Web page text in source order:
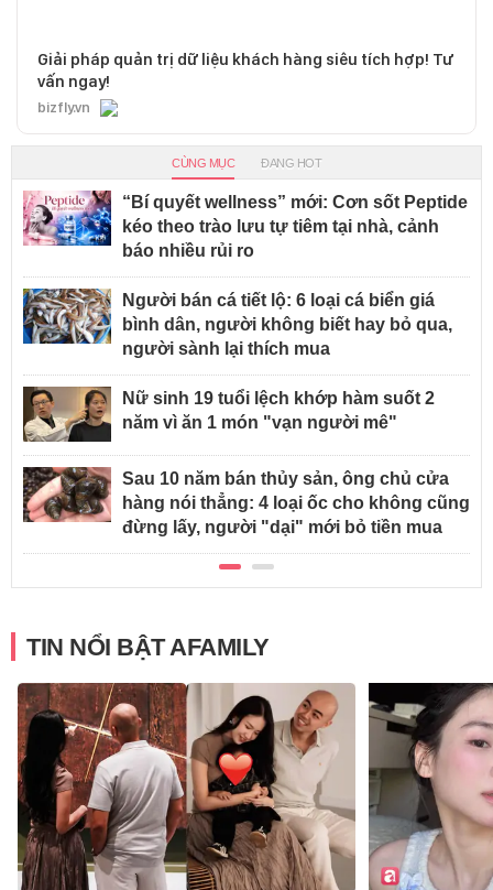
Giải pháp quản trị dữ liệu khách hàng siêu tích hợp! Tư
vấn ngay!
bizfly.vn
CÙNG MỤC ĐANG HOT
“Bí quyết wellness” mới: Cơn sốt Peptide
kéo theo trào lưu tự tiêm tại nhà, cảnh
báo nhiều rủi ro
Người bán cá tiết lộ: 6 loại cá biển giá
bình dân, người không biết hay bỏ qua,
người sành lại thích mua
Nữ sinh 19 tuổi lệch khớp hàm suốt 2
năm vì ăn 1 món "vạn người mê"
Sau 10 năm bán thủy sản, ông chủ cửa
hàng nói thẳng: 4 loại ốc cho không cũng
đừng lấy, người "dại" mới bỏ tiền mua
TIN NỔI BẬT AFAMILY